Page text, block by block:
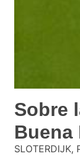
Sobre
Buena
SLOTERDIJK,